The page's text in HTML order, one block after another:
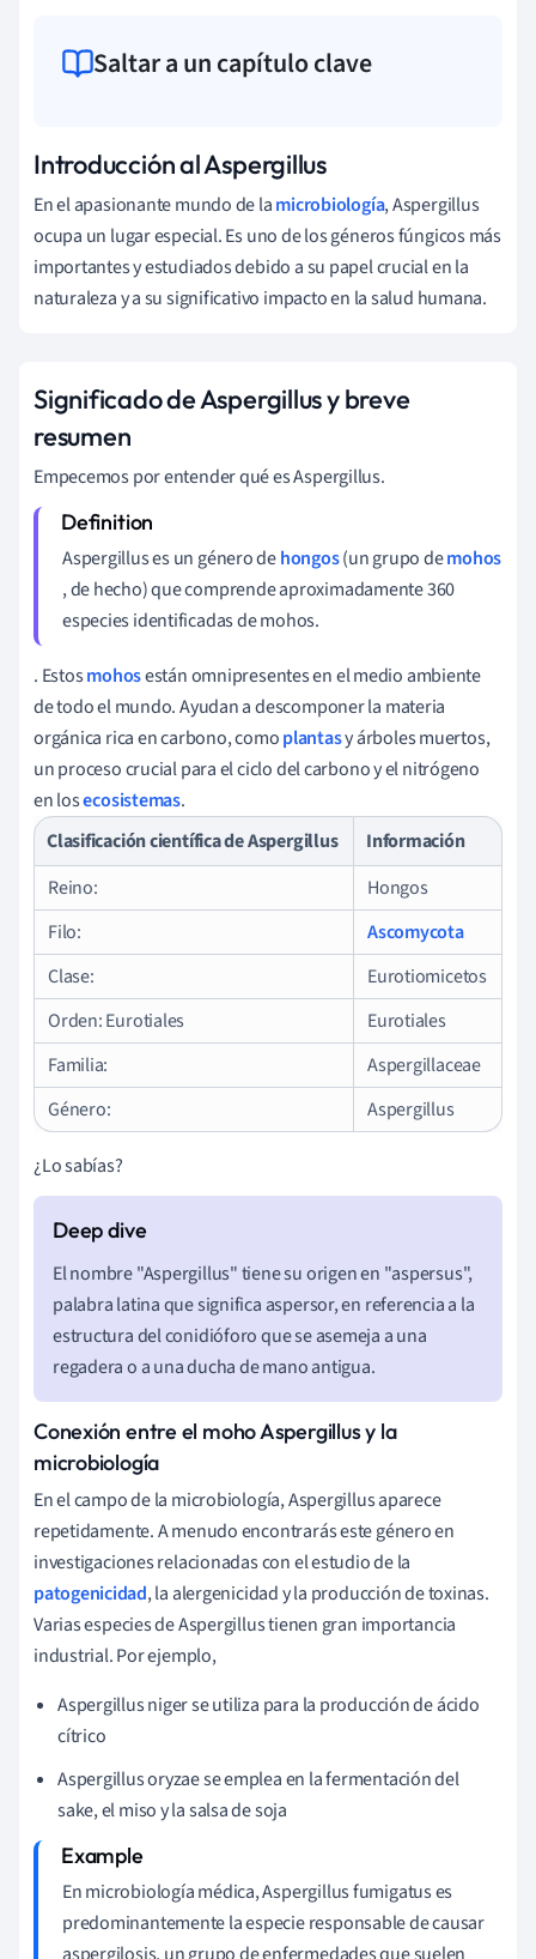
Saltar a un capítulo clave
Introducción al Aspergillus
En el apasionante mundo de lamicrobiología, Aspergillus
ocupa un lugar especial. Es uno de los géneros fúngicos más
importantes y estudiados debido a su papel crucial en la
naturaleza y a su significativo impacto en la salud humana.
Significado de Aspergillus y breve
resumen
Empecemos por entender qué es Aspergillus.
Aspergillus es un género dehongos(un grupo demohos
, de hecho) que comprende aproximadamente 360
especies identificadas de mohos.
. Estosmohosestán omnipresentes en el medio ambiente
de todo el mundo. Ayudan a descomponer la materia
orgánica rica en carbono, comoplantasy árboles muertos,
un proceso crucial para el ciclo del carbono y el nitrógeno
en losecosistemas.
Clasificación científica de Aspergillus
Información
Reino:
Hongos
Filo:
Ascomycota
Clase:
Eurotiomicetos
Orden: Eurotiales
Eurotiales
Familia:
Aspergillaceae
Género:
Aspergillus
¿Lo sabías?
El nombre "Aspergillus" tiene su origen en "aspersus",
palabra latina que significa aspersor, en referencia a la
estructura del conidióforo que se asemeja a una
regadera o a una ducha de mano antigua.
Conexión entre el moho Aspergillus y la
microbiología
En el campo de la microbiología, Aspergillus aparece
repetidamente. A menudo encontrarás este género en
investigaciones relacionadas con el estudio de la
patogenicidad, la alergenicidad y la producción de toxinas.
Varias especies de Aspergillus tienen gran importancia
industrial. Por ejemplo,
Aspergillus niger se utiliza para la producción de ácido
cítrico
Aspergillus oryzae se emplea en la fermentación del
sake, el miso y la salsa de soja
En microbiología médica, Aspergillus fumigatus es
predominantemente la especie responsable de causar
aspergilosis, un grupo de enfermedades que suelen